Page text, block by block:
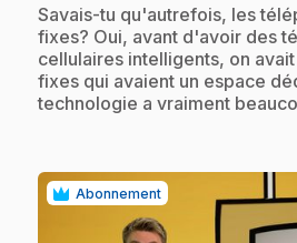
.Savais-tu qu'autrefois, les
fixes? Oui, avant d'avoir des
cellulaires intelligents, on
fixes qui avaient un espace
technologie a vraiment
Abonnement